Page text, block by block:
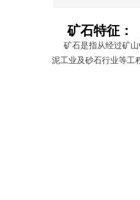
矿石特征：
矿石是指从经过矿山
泥工业及砂石行业等工